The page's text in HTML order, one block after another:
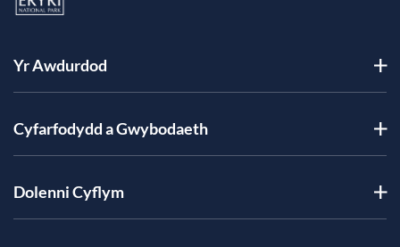
Yr Awdurdod
Cyfarfodydd a Gwybodaeth
Dolenni Cyflym